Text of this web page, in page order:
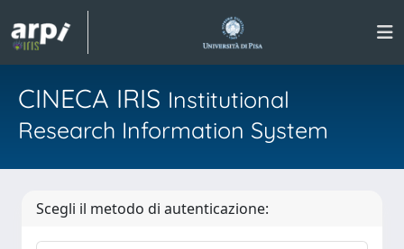
CINECA IRIS Institutional
Research Information System
Scegli il metodo di autenticazione: